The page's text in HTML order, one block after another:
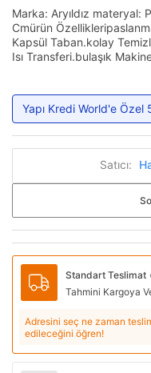
Marka: Aryıldız materyal:
Cmürün
Kapsül Taban.kolay
Isı Transferi.bulaşık
Yapı Kredi World'e
Satıcı:
Standart Teslimat
Tahmini Kargoya
Adresini seç ne zaman
edileceğini öğren!